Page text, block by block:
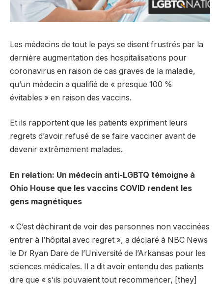
Les médecins de tout le pays se disent frustrés par la
dernière augmentation des hospitalisations pour
coronavirus en raison de cas graves de la maladie,
qu’un médecin a qualifié de « presque 100 %
évitables » en raison des vaccins.
Et ils rapportent que les patients expriment leurs
regrets d’avoir refusé de se faire vacciner avant de
devenir extrêmement malades.
En relation: Un médecin anti-LGBTQ témoigne à
Ohio House que les vaccins COVID rendent les
gens magnétiques
« C’est déchirant de voir des personnes non vaccinées
entrer à l’hôpital avec regret », a déclaré à NBC News
le Dr Ryan Dare de l’Université de l’Arkansas pour les
sciences médicales. Il a dit avoir entendu des patients
dire que « s’ils pouvaient tout recommencer, [they]